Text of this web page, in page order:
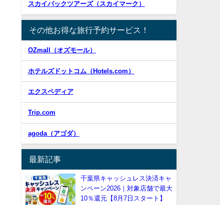
スカイパックツアーズ（スカイマーク）
その他お得な旅行予約サービス！
OZmall（オズモール）
ホテルズドットコム（Hotels.com）
エクスペディア
Trip.com
agoda（アゴダ）
最新記事
千葉県キャッシュレス決済キャ
ンペーン2026｜対象店舗で最大
10％還元【8月7日スタート】